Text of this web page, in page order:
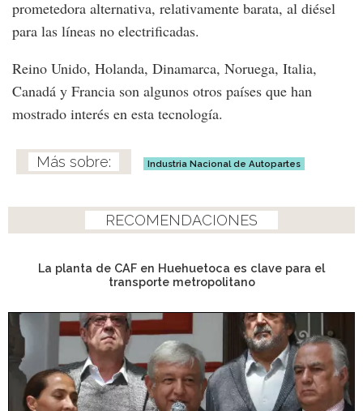
prometedora alternativa, relativamente barata, al diésel
para las líneas no electrificadas.
Reino Unido, Holanda, Dinamarca, Noruega, Italia,
Canadá y Francia son algunos otros países que han
mostrado interés en esta tecnología.
Industria Nacional de Autopartes
RECOMENDACIONES
La planta de CAF en Huehuetoca es clave para el
transporte metropolitano